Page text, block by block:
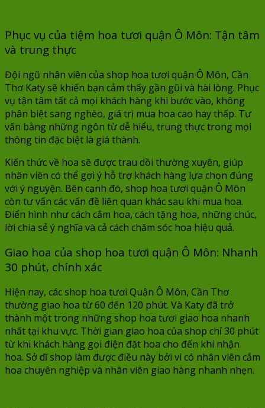
Phục vụ của tiệm hoa tươi quận Ô Môn: Tận tâm
và trung thực
Đội ngũ nhân viên của shop hoa tươi quận Ô Môn, Cần
Thơ Katy sẽ khiến bạn cảm thấy gần gũi và hài lòng. Phục
vụ tận tâm tất cả mọi khách hàng khi bước vào, không
phân biệt sang nghèo, giá trị mua hoa cao hay thấp. Tư
vấn bằng những ngôn từ dễ hiểu, trung thực trong mọi
thông tin đặc biệt là giá thành.
Kiến thức về hoa sẽ được trau dồi thường xuyên, giúp
nhân viên có thể gợi ý hỗ trợ khách hàng lựa chọn đúng
với ý nguyện. Bên cạnh đó, shop hoa tươi quận Ô Môn
còn tư vấn các vấn đề liên quan khác sau khi mua hoa.
Điển hình như cách cắm hoa, cách tặng hoa, những chúc,
lời chia sẻ ý nghĩa và cả cách chăm sóc hoa hiệu quả.
Giao hoa của shop hoa tươi quận Ô Môn: Nhanh
30 phút, chính xác
Hiện nay, các shop hoa tươi Quận Ô Môn, Cần Thơ
thường giao hoa từ 60 đến 120 phút. Và Katy đã trở
thành một trong những shop hoa tươi giao hoa nhanh
nhất tại khu vực. Thời gian giao hoa của shop chỉ 30 phút
từ khi khách hàng gọi điện đặt hoa cho đến khi nhận
hoa. Sở dĩ shop làm được điều này bởi vì có nhân viên cắm
hoa chuyên nghiệp và nhân viên giao hàng nhanh nhẹn.